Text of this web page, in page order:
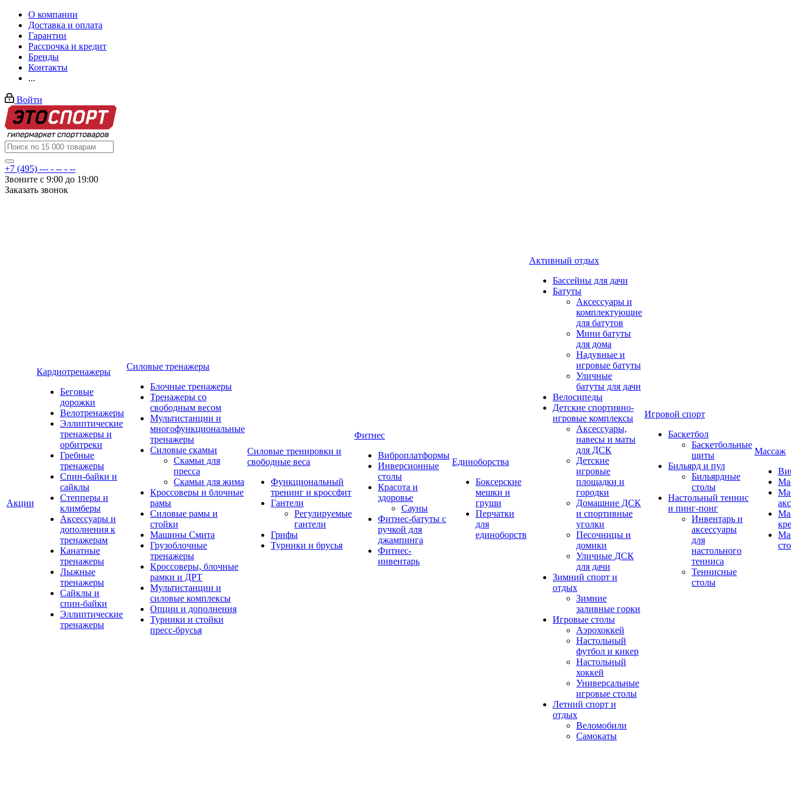
О компании
Доставка и оплата
Гарантии
Рассрочка и кредит
Бренды
Контакты
...
Войти
+7 (495) --- - -- - --
Звоните с 9:00 до 19:00
Заказать звонок
Акции
Кардиотренажеры
Беговые
дорожки
Велотренажеры
Эллиптические
тренажеры и
орбитреки
Гребные
тренажеры
Спин-байки и
сайклы
Степперы и
климберы
Аксессуары и
дополнения к
тренажерам
Канатные
тренажеры
Лыжные
тренажеры
Сайклы и
спин-байки
Эллиптические
тренажеры
Силовые тренажеры
Блочные тренажеры
Тренажеры со
свободным весом
Мультистанции и
многофункциональные
тренажеры
Силовые скамьи
Скамьи для
пресса
Скамьи для жима
Кроссоверы и блочные
рамы
Силовые рамы и
стойки
Машины Смита
Грузоблочные
тренажеры
Кроссоверы, блочные
рамки и ДРТ
Мультистанции и
силовые комплексы
Опции и дополнения
Турники и стойки
пресс-брусья
Силовые тренировки и
свободные веса
Функциональный
тренинг и кроссфит
Гантели
Регулируемые
гантели
Грифы
Турники и брусья
Фитнес
Виброплатформы
Инверсионные
столы
Красота и
здоровье
Сауны
Фитнес-батуты с
ручкой для
джампинга
Фитнес-
инвентарь
Единоборства
Боксерские
мешки и
груши
Перчатки
для
единоборств
Активный отдых
Бассейны для дачи
Батуты
Аксессуары и
комплектующие
для батутов
Мини батуты
для дома
Надувные и
игровые батуты
Уличные
батуты для дачи
Велосипеды
Детские спортивно-
игровые комплексы
Аксессуары,
навесы и маты
для ДСК
Детские
игровые
площадки и
городки
Домашние ДСК
и спортивные
уголки
Песочницы и
домики
Уличные ДСК
для дачи
Зимний спорт и
отдых
Зимние
заливные горки
Игровые столы
Аэрохоккей
Настольный
футбол и кикер
Настольный
хоккей
Универсальные
игровые столы
Летний спорт и
отдых
Веломобили
Самокаты
Игровой спорт
Баскетбол
Баскетбольные
щиты
Бильярд и пул
Бильярдные
столы
Настольный теннис
и пинг-понг
Инвентарь и
аксессуары
для
настольного
тенниса
Теннисные
столы
Массаж